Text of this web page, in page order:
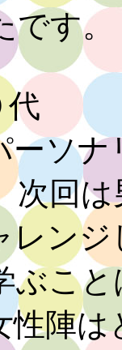
す。
リテ
次回
して
ぶこ
とて